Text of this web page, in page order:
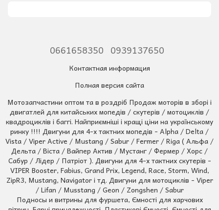
0661658350 0939137650
Контактная информация
Полная версия сайта
Мотозапчастини оптом та в роздріб Продаж моторів в зборі і
двигатлей для китайських мопедів / скутерів / мотоциклів /
квадроциклів і баггі. Найприємніші і кращі ціни на українському
ринку !!!! Двигуни для 4-х тактних мопедів - Alpha / Delta /
Vista / Viper Active / Mustang / Sabur / Fermer / Riga ( Альфа /
Дельта / Віста / Вайпер Актив / Мустанг / Фермер / Хорс /
Сабур / Лідер / Патріот ). Двигуни для 4-х тактних скутерів -
VIPER Booster, Fabius, Grand Prix, Legend, Race, Storm, Wind,
ZipR3, Mustang, Navigator і тд. Двигуни для мотоциклів - Viper
/ Lifan / Musstang / Geon / Zongshen / Sabur
Подносы и витрины для фуршета, Ємності для харчових